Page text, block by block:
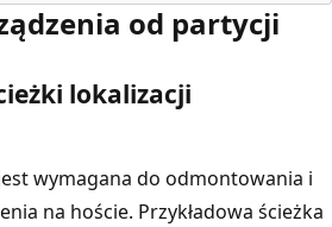
od partycji
lokalizacji
wymagana do odmontowania i
na hoście. Przykładowa ścieżka